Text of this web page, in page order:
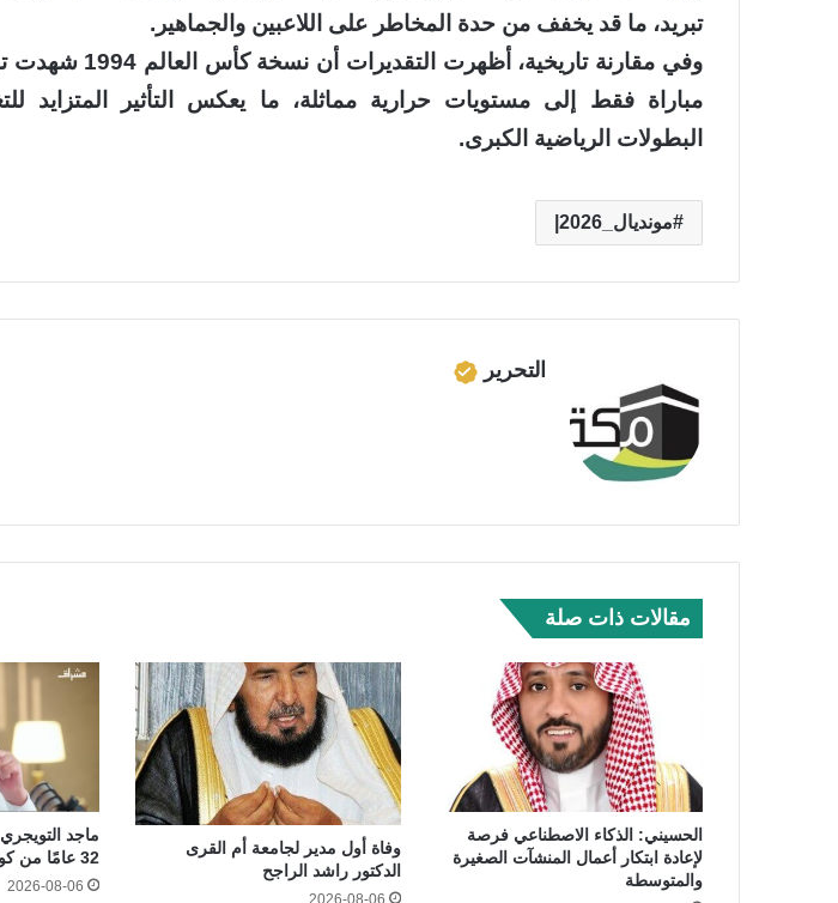
تبريد، ما قد يخفف من حدة المخاطر على اللاعبين والجماهير.
مباراة فقط إلى مستويات حرارية مماثلة، ما يعكس التأثير المتزايد
البطولات الرياضية الكبرى.
مونديال_2026|
التحرير
مقالات ذات صلة
الحسيني: الذكاء الاصطناعي فرصة
لإعادة ابتكار أعمال المنشآت الصغيرة
والمتوسطة
وفاة أول مدير لجامعة أم القرى
الدكتور راشد الراجح
ماجد
32 عامًا من كواليس الإعلام الرياضي
2026-08-06